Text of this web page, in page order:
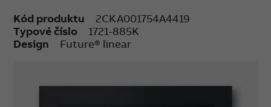
Kód produktu
2CKA001754A4419
Typové číslo
1721-885K
Design
Future® linear